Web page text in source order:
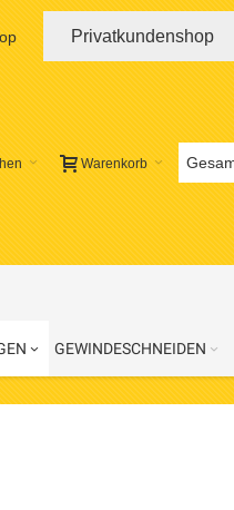
Privatkundenshop
Warenkorb
GEWINDESCHNEIDEN